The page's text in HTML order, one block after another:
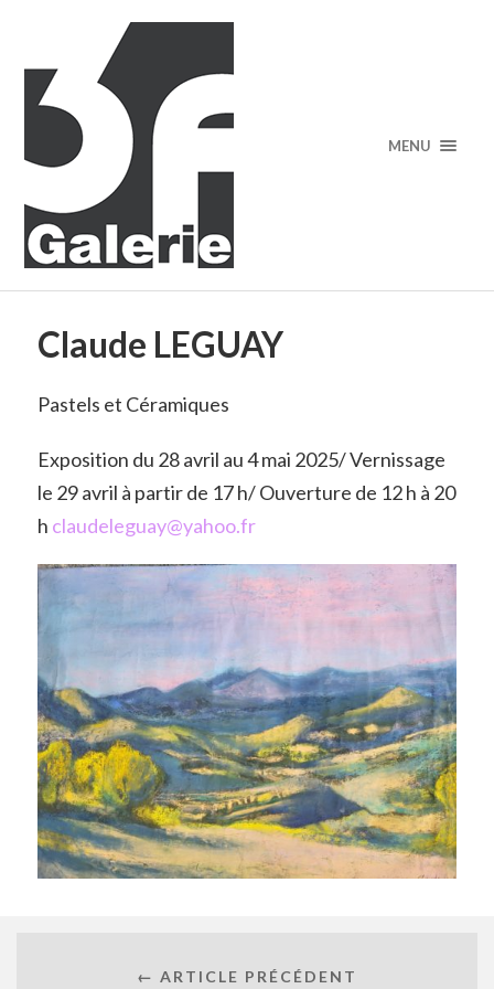
MENU
Claude LEGUAY
Pastels et Céramiques
Exposition du 28 avril au 4 mai 2025/ Vernissage
le 29 avril à partir de 17 h/ Ouverture de 12 h à 20
h claudeleguay@yahoo.fr
← ARTICLE PRÉCÉDENT